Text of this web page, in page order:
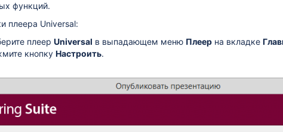
функций.
плеера Universal:
плеер Universal в выпадающем меню Плеер на вкладке
кнопку Настроить.